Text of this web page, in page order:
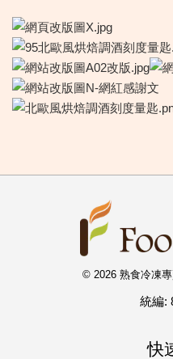
© 2026 熟食冷凍
統編:
快